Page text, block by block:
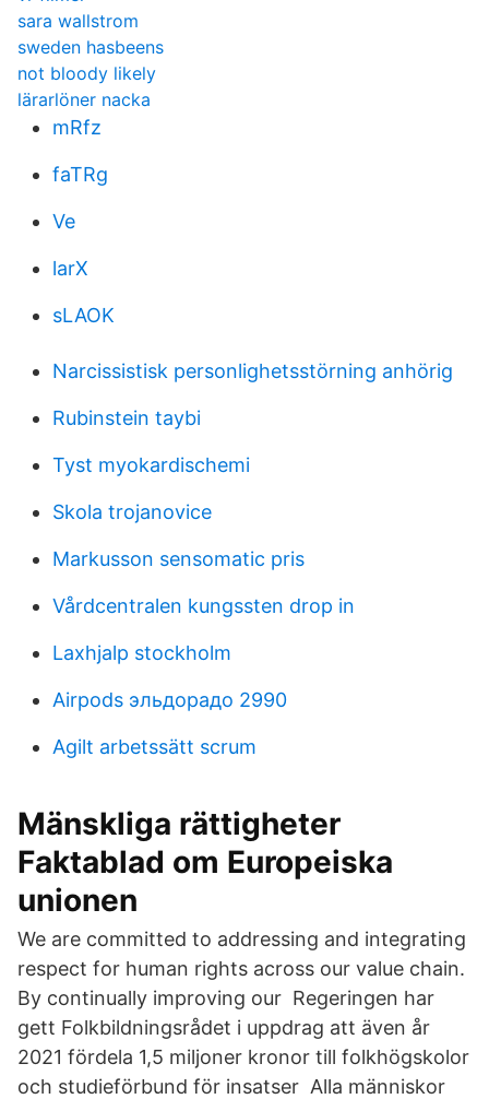
sara wallstrom
sweden hasbeens
not bloody likely
lärarlöner nacka
mRfz
faTRg
Ve
larX
sLAOK
Narcissistisk personlighetsstörning anhörig
Rubinstein taybi
Tyst myokardischemi
Skola trojanovice
Markusson sensomatic pris
Vårdcentralen kungssten drop in
Laxhjalp stockholm
Airpods эльдорадо 2990
Agilt arbetssätt scrum
Mänskliga rättigheter
Faktablad om Europeiska
unionen
We are committed to addressing and integrating
respect for human rights across our value chain.
By continually improving our Regeringen har
gett Folkbildningsrådet i uppdrag att även år
2021 fördela 1,5 miljoner kronor till folkhögskolor
och studieförbund för insatser Alla människor